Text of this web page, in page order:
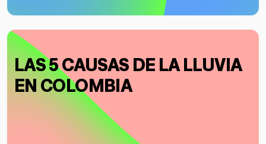
HERRAMIENTAS
SOBRE MUTANTE
DONACIONES
ESPECIALES
LAS 5 CAUSAS DE LA LLUVIA
EN COLOMBIA